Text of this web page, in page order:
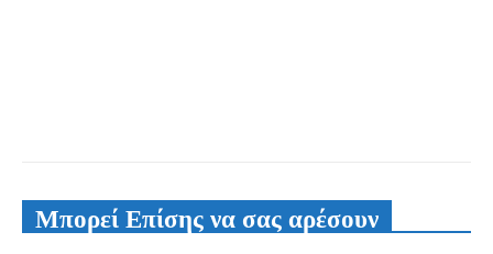
Μπορεί Επίσης να σας αρέσουν